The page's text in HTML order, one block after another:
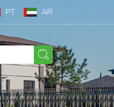
PT AR